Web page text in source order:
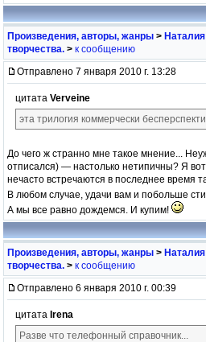
Произведения, авторы, жанры >
творчества. > к сообщению
Отправлено 7 января 2010 г. 13:28
цитата Verveine
эта трилогия коммерчески
До чего ж странно мне такое мнение...
отписался) — настолько нетипичны? Я
нечасто встречаются в последнее время
В любом случае, удачи вам и побольше
А мы все равно дождемся. И купим!
Произведения, авторы, жанры >
творчества. > к сообщению
Отправлено 6 января 2010 г. 00:39
цитата Irena
Разве что телефонный справочник...